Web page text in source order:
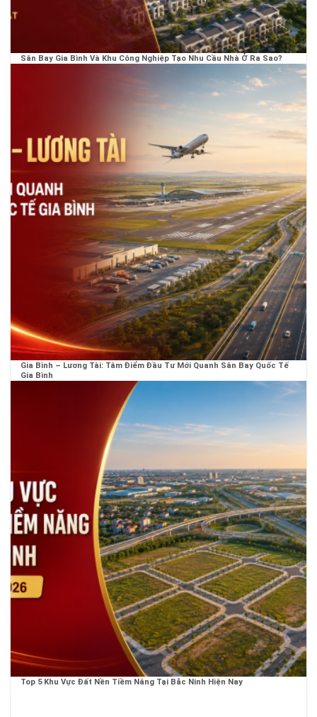
Sân Bay Gia Bình Và Khu Công Nghiệp Tạo Nhu Cầu Nhà Ở Ra Sao?
Gia Bình – Lương Tài: Tâm Điểm Đầu Tư Mới Quanh Sân Bay Quốc Tế
Gia Bình
Top 5 Khu Vực Đất Nền Tiềm Năng Tại Bắc Ninh Hiện Nay